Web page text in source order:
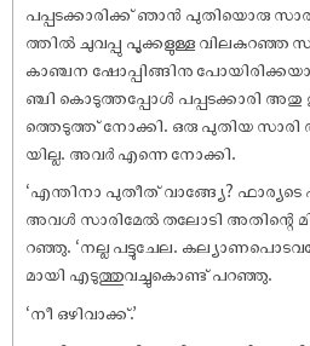
പപ്പടക്കാരിക്ക് ഞാൻ പുതിയൊരു
ത്തിൽ ചുവപ്പു പൂക്കളുള്ള വിലകുറഞ്ഞ
കാഞ്ചന ഷോപ്പിങ്ങിനു
ഞ്ചി കൊടുത്തപ്പോൾ പപ്പടക്കാരി
ത്തെടുത്ത് നോക്കി. ഒരു പുതിയ സാരി
യില്ല. അവർ എന്നെ നോക്കി.
‘എന്തിനാ പുതീത് വാങ്ങ്യേ? ഫാര്യടെ
അവൾ സാരിമേൽ തലോടി അതിന്റെ
റഞ്ഞു. ‘നല്ല പട്ടുചേല.
മായി എടുത്തുവച്ചുകൊണ്ട് പറഞ്ഞു.
‘നീ ഒഴിവാക്ക്.’